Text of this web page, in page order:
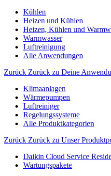
Kühlen
Heizen und Kühlen
Heizen, Kühlen und
Warmwasser
Luftreinigung
Alle Anwendungen
Zurück Zurück zu Deine
Klimaanlagen
Wärmepumpen
Luftreiniger
Regelungssysteme
Alle Produktkategorien
Zurück Zurück zu Unser
Daikin Cloud Service
Wartungspakete